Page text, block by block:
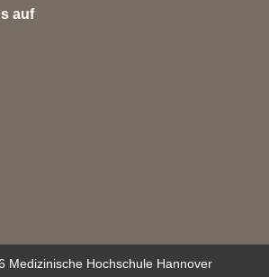
auf
Medizinische Hochschule Hannover